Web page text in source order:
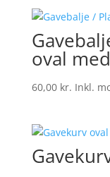
oval
60,00 kr. Inkl.